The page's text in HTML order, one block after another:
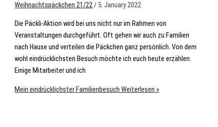
Weihnachtspäckchen 21/22/ 5. January 2022
Die Päckli-Aktion wird bei uns nicht nur im Rahmen von
Veranstaltungen durchgeführt. Oft gehen wir auch zu Familien
nach Hause und verteilen die Päckchen ganz persönlich. Von dem
wohl eindrücklichsten Besuch möchte ich euch heute erzählen.
Einige Mitarbeiter und ich
Mein eindrücklichster Familienbesuch Weiterlesen »